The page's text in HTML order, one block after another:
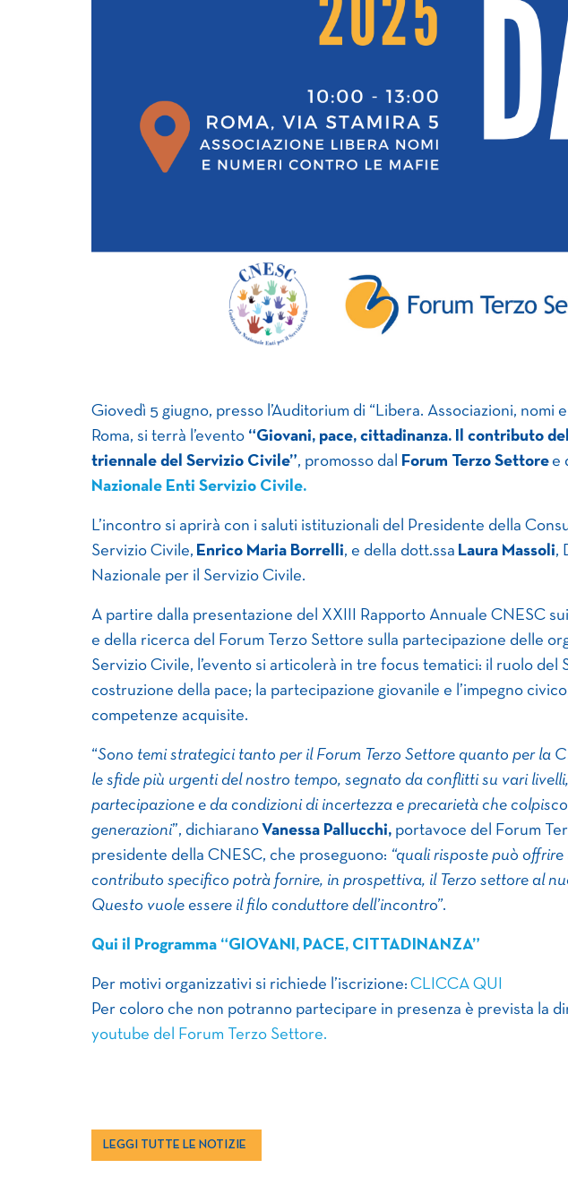
Giovedì 5 giugno, presso l’Auditorium di “Libera. Associazioni, nomi
Roma, si terrà l’evento “Giovani, pace, cittadinanza. Il contributo
triennale del Servizio Civile”, promosso dal Forum Terzo Settore e
Nazionale Enti Servizio Civile.
L’incontro si aprirà con i saluti istituzionali del Presidente della
Servizio Civile, Enrico Maria Borrelli, e della dott.ssa Laura Massoli,
Nazionale per il Servizio Civile.
A partire dalla presentazione del XXIII Rapporto Annuale CNESC
e della ricerca del Forum Terzo Settore sulla partecipazione delle
Servizio Civile, l’evento si articolerà in tre focus tematici: il ruolo del
costruzione della pace; la partecipazione giovanile e l’impegno
competenze acquisite.
“Sono temi strategici tanto per il Forum Terzo Settore quanto per la
le sfide più urgenti del nostro tempo, segnato da conflitti su vari
partecipazione e da condizioni di incertezza e precarietà che
generazioni”, dichiarano Vanessa Pallucchi, portavoce del Forum
presidente della CNESC, che proseguono: “quali risposte può
contributo specifico potrà fornire, in prospettiva, il Terzo settore al
Questo vuole essere il filo conduttore dell’incontro”.
Qui il Programma “GIOVANI, PACE, CITTADINANZA”
Per motivi organizzativi si richiede l’iscrizione: CLICCA QUI
Per coloro che non potranno partecipare in presenza è prevista la
youtube del Forum Terzo Settore.
LEGGI TUTTE LE NOTIZIE